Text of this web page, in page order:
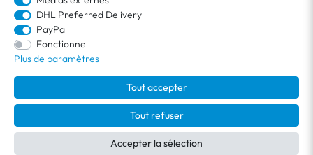
Tous les prix indiqués incl. la TVA et s’entendent hors
Livraison offerte en Allemagne.
© 2026 / Tous droits réservés /powered by
DHL Preferred Delivery
PayPal
Fonctionnel
Plus de paramètres
Tout accepter
Tout refuser
Accepter la sélection